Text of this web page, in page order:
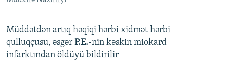
Müddətdən artıq həqiqi hərbi xidmət hərbi
qulluqçusu, əsgər P.E.-nin kəskin miokard
infarktından öldüyü bildirilir